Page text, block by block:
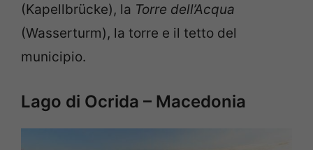
(Kapellbrücke), la Torre dell’Acqua
(Wasserturm), la torre e il tetto del
municipio.
Lago di Ocrida – Macedonia